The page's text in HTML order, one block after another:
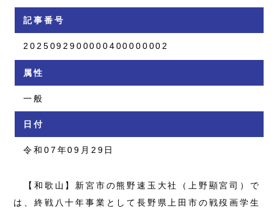
記事番号
2025092900000400000002
属性
一般
日付
令和07年09月29日
【和歌山】新宮市の熊野速玉大社（上野顯宮司）で
は、終戦八十年事業として長野県上田市の戦歿画学生